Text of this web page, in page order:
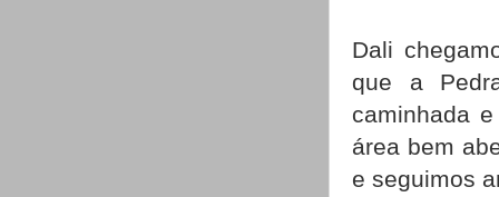
Dali
que a
caminhada
área bem
e seguimos